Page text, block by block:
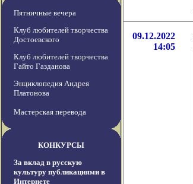
Пятничные вечера
Клуб любителей творчества
Достоевского
Клуб любителей творчества
Гайто Газданова
Энциклопедия Андрея
Платонова
Мастерская перевода
КОНКУРСЫ
За вклад в русскую
культуру публикациями в
Интернете
09.12.2022
14:05